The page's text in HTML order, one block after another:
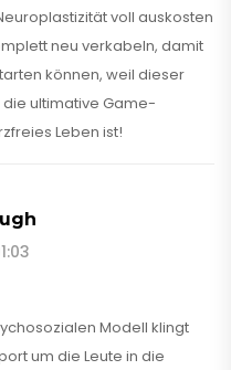
voll auskosten
neu verkabeln, damit
können, weil dieser
ultimative Game-
Leben ist!
Modell klingt
um die Leute in die